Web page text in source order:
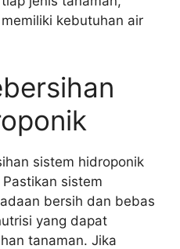
kebutuhan air
sistem hidroponik
sistem
bersih dan bebas
yang dapat
tanaman. Jika